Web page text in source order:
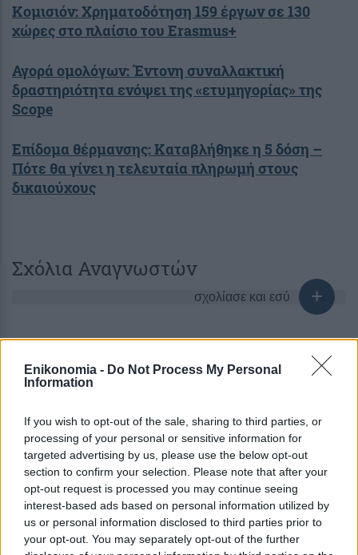
Enikonomia - Do Not Process My Personal
Information
If you wish to opt-out of the sale, sharing to third parties, or
processing of your personal or sensitive information for
targeted advertising by us, please use the below opt-out
section to confirm your selection. Please note that after your
opt-out request is processed you may continue seeing
interest-based ads based on personal information utilized by
us or personal information disclosed to third parties prior to
your opt-out. You may separately opt-out of the further
Κομισιόν: Χρηματοδότηση 159 έργων σε 130
χώρες στο πλαίσιο του Erasmus+
Αγορά ομολόγων: Έντονη συναλλακτική
δραστηριότητα ενόψει της «ετυμηγορίας» της
Scope
Επίδομα θέρμανσης: Καταβλήθηκε η 5 δόση –
Πότε θα γίνει η τελευταία πληρωμή στους
δικαιούχους
Σχόλια Αναγνωστών
σχολίασε και εσύ
και μάθετε πρώτοι όλες τις ειδήσεις
Δείτε όλες τις τελευταίεςΕιδήσεις από την Ελλάδα
και τον Κόσμο στο